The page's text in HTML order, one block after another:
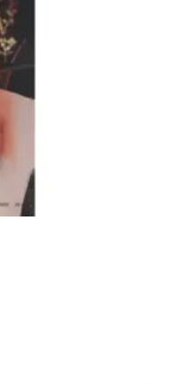
Pluriel